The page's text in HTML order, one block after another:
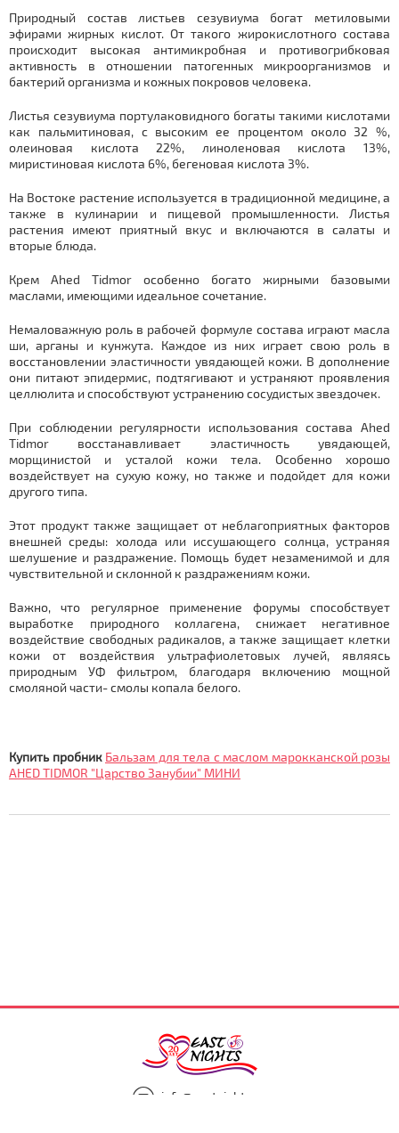
Природный состав листьев сезувиума богат метиловыми
эфирами жирных кислот. От такого жирокислотного состава
происходит высокая антимикробная и противогрибковая
активность в отношении патогенных микроорганизмов и
бактерий организма и кожных покровов человека.
Листья сезувиума портулаковидного богаты такими кислотами
как пальмитиновая, с высоким ее процентом около 32 %,
олеиновая кислота 22%, линоленовая кислота 13%,
миристиновая кислота 6%, бегеновая кислота 3%.
На Востоке растение используется в традиционной медицине, а
также в кулинарии и пищевой промышленности. Листья
растения имеют приятный вкус и включаются в салаты и
вторые блюда.
Крем Ahed Tidmor особенно богато жирными базовыми
маслами, имеющими идеальное сочетание.
Немаловажную роль в рабочей формуле состава играют масла
ши, арганы и кунжута. Каждое из них играет свою роль в
восстановлении эластичности увядающей кожи. В дополнение
они питают эпидермис, подтягивают и устраняют проявления
целлюлита и способствуют устранению сосудистых звездочек.
При соблюдении регулярности использования состава Ahed
Tidmor восстанавливает эластичность увядающей,
морщинистой и усталой кожи тела. Особенно хорошо
воздействует на сухую кожу, но также и подойдет для кожи
другого типа.
Этот продукт также защищает от неблагоприятных факторов
внешней среды: холода или иссушающего солнца, устраняя
шелушение и раздражение. Помощь будет незаменимой и для
чувствительной и склонной к раздражениям кожи.
Важно, что регулярное применение форумы способствует
выработке природного коллагена, снижает негативное
воздействие свободных радикалов, а также защищает клетки
кожи от воздействия ультрафиолетовых лучей, являясь
природным УФ фильтром, благодаря включению мощной
смоляной части- смолы копала белого.
Купить пробник Бальзам для тела с маслом марокканской розы
AHED TIDMOR "Царство Занубии" МИНИ
info@eastnights.ru